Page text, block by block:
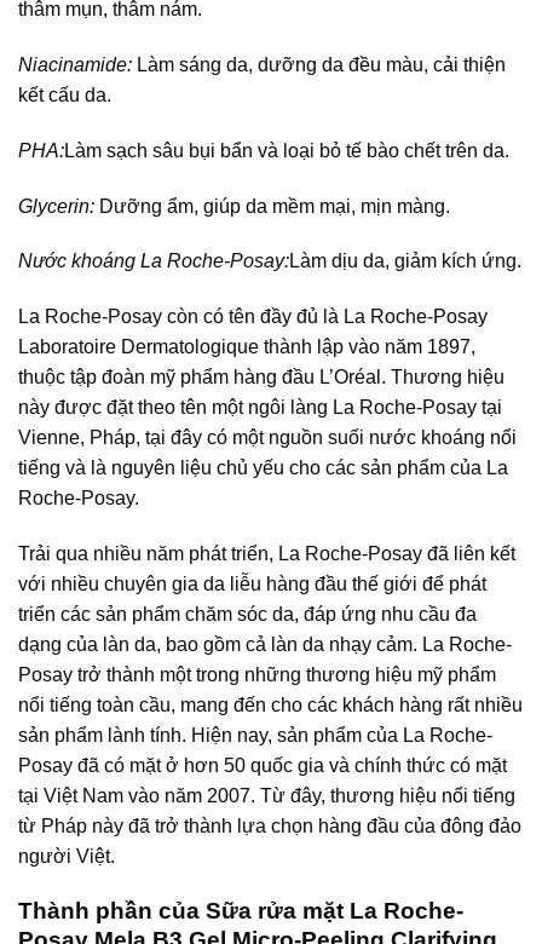
thâm mụn, thâm nám.
Niacinamide: Làm sáng da, dưỡng da đều màu, cải thiện
kết cấu da.
PHA:Làm sạch sâu bụi bẩn và loại bỏ tế bào chết trên da.
Glycerin: Dưỡng ẩm, giúp da mềm mại, mịn màng.
Nước khoáng La Roche-Posay:Làm dịu da, giảm kích ứng.
La Roche-Posay còn có tên đầy đủ là La Roche-Posay
Laboratoire Dermatologique thành lập vào năm 1897,
thuộc tập đoàn mỹ phẩm hàng đầu L’Oréal. Thương hiệu
này được đặt theo tên một ngôi làng La Roche-Posay tại
Vienne, Pháp, tại đây có một nguồn suối nước khoáng nổi
tiếng và là nguyên liệu chủ yếu cho các sản phẩm của La
Roche-Posay.
Trải qua nhiều năm phát triển, La Roche-Posay đã liên kết
với nhiều chuyên gia da liễu hàng đầu thế giới để phát
triển các sản phẩm chăm sóc da, đáp ứng nhu cầu đa
dạng của làn da, bao gồm cả làn da nhạy cảm. La Roche-
Posay trở thành một trong những thương hiệu mỹ phẩm
nổi tiếng toàn cầu, mang đến cho các khách hàng rất nhiều
sản phẩm lành tính. Hiện nay, sản phẩm của La Roche-
Posay đã có mặt ở hơn 50 quốc gia và chính thức có mặt
tại Việt Nam vào năm 2007. Từ đây, thương hiệu nổi tiếng
từ Pháp này đã trở thành lựa chọn hàng đầu của đông đảo
người Việt.
Thành phần của Sữa rửa mặt La Roche-